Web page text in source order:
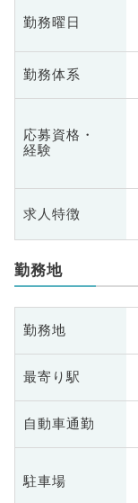
勤務曜日
勤務体系
応募資格・
経験
求人特徴
勤務地
勤務地
最寄り駅
自動車通勤
駐車場